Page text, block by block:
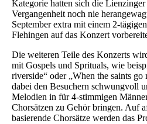
Kategorie hatten sich die
Vergangenheit noch nie
September extra mit einem 2-
Flehingen auf das Konzert
Die weiteren Teile des Konzerts
mit Gospels und Sprituals, wie
riverside“ oder „When the saints go
dabei den Besuchern schwungvoll
Melodien in für 4-stimmigen
Chorsätzen zu Gehör bringen. Auf
basierende Chorsätze werden das